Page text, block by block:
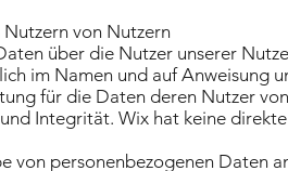
von Nutzern
über die Nutzer unserer
im Namen und auf Anweisung
für die Daten deren Nutzer
Integrität. Wix hat keine
von personenbezogenen Daten